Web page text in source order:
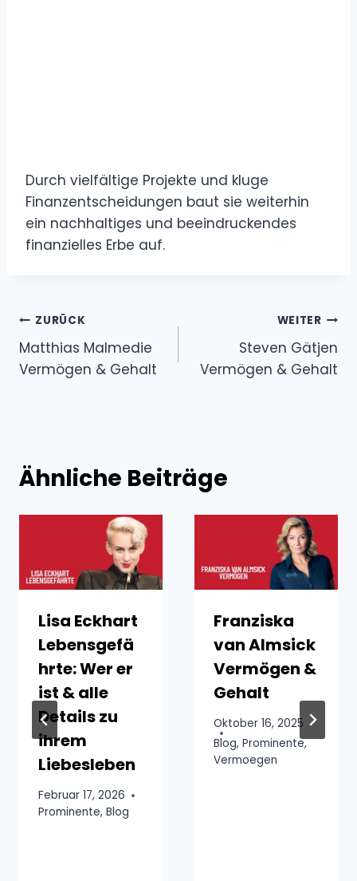
Durch vielfältige Projekte und kluge
Finanzentscheidungen baut sie weiterhin
ein nachhaltiges und beeindruckendes
finanzielles Erbe auf.
Beitragsnavigation
ZURÜCK
Matthias Malmedie
Vermögen & Gehalt
WEITER
Steven Gätjen
Vermögen & Gehalt
Ähnliche Beiträge
Lisa Eckhart
Lebensgefä
hrte: Wer er
ist & alle
Details zu
ihrem
Liebesleben
Februar 17, 2026
Prominente, Blog
Franziska
van Almsick
Vermögen &
Gehalt
Oktober 16, 2025
Blog, Prominente,
Vermoegen